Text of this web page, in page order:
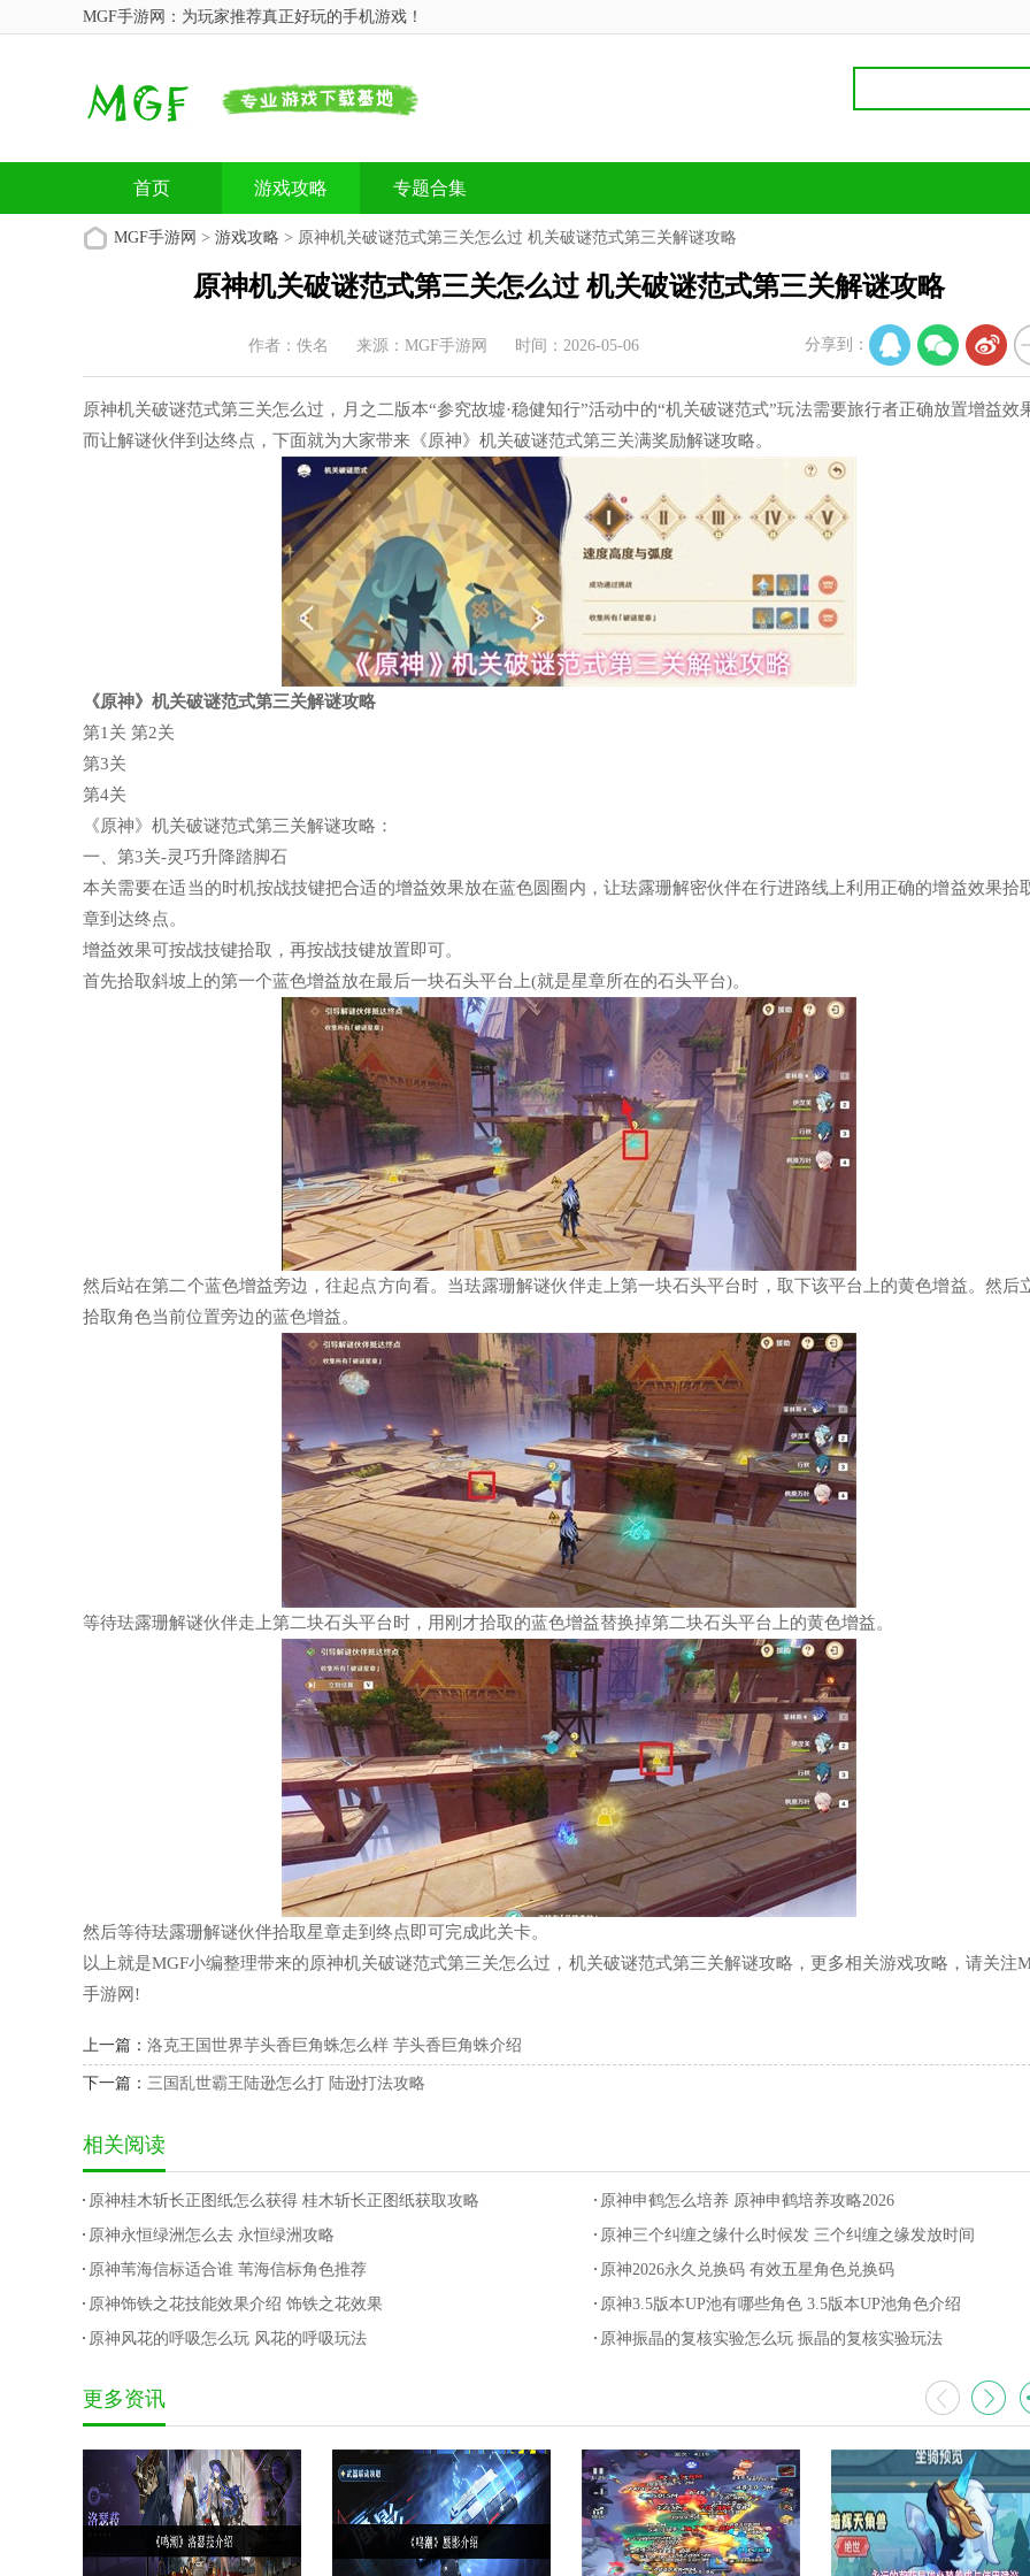
MGF手游网：为玩家推荐真正好玩的手机游戏！
首页 游戏攻略 专题合集
MGF手游网 > 游戏攻略 > 原神机关破谜范式第三关怎么过 机关破谜范式第三关解谜攻略
原神机关破谜范式第三关怎么过 机关破谜范式第三关解谜攻略
作者：佚名 来源：MGF手游网 时间：2026-05-06
原神机关破谜范式第三关怎么过，月之二版本“参究故墟·稳健知行”活动中的“机关破谜范式”玩法需要旅行者正确放置增益效
而让解谜伙伴到达终点，下面就为大家带来《原神》机关破谜范式第三关满奖励解谜攻略。
《原神》机关破谜范式第三关解谜攻略
第1关 第2关
第3关
第4关
《原神》机关破谜范式第三关解谜攻略：
一、第3关-灵巧升降踏脚石
本关需要在适当的时机按战技键把合适的增益效果放在蓝色圆圈内，让珐露珊解密伙伴在行进路线上利用正确的增益效果拾
章到达终点。
增益效果可按战技键拾取，再按战技键放置即可。
首先拾取斜坡上的第一个蓝色增益放在最后一块石头平台上(就是星章所在的石头平台)。
然后站在第二个蓝色增益旁边，往起点方向看。当珐露珊解谜伙伴走上第一块石头平台时，取下该平台上的黄色增益。然后
拾取角色当前位置旁边的蓝色增益。
等待珐露珊解谜伙伴走上第二块石头平台时，用刚才拾取的蓝色增益替换掉第二块石头平台上的黄色增益。
然后等待珐露珊解谜伙伴拾取星章走到终点即可完成此关卡。
以上就是MGF小编整理带来的原神机关破谜范式第三关怎么过，机关破谜范式第三关解谜攻略，更多相关游戏攻略，请关注
手游网!
分享到：
上一篇： 洛克王国世界芋头香巨角蛛怎么样 芋头香巨角蛛介绍
下一篇： 三国乱世霸王陆逊怎么打 陆逊打法攻略
相关阅读
原神桂木斩长正图纸怎么获得 桂木斩长正图纸获取攻略
原神申鹤怎么培养 原神申鹤培养攻略2026
原神永恒绿洲怎么去 永恒绿洲攻略
原神三个纠缠之缘什么时候发 三个纠缠之缘发放时间
原神苇海信标适合谁 苇海信标角色推荐
原神2026永久兑换码 有效五星角色兑换码
原神饰铁之花技能效果介绍 饰铁之花效果
原神3.5版本UP池有哪些角色 3.5版本UP池角色介绍
原神风花的呼吸怎么玩 风花的呼吸玩法
原神振晶的复核实验怎么玩 振晶的复核实验玩法
更多资讯